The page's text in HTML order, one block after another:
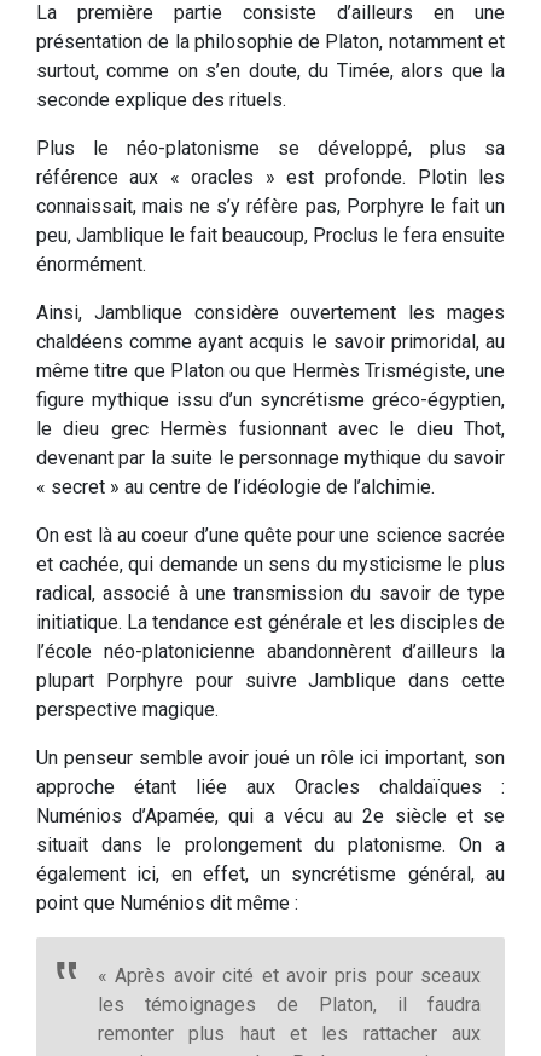
La première partie consiste d’ailleurs en une
présentation de la philosophie de Platon, notamment et
surtout, comme on s’en doute, du Timée, alors que la
seconde explique des rituels.
Plus le néo-platonisme se développé, plus sa
référence aux « oracles » est profonde. Plotin les
connaissait, mais ne s’y réfère pas, Porphyre le fait un
peu, Jamblique le fait beaucoup, Proclus le fera ensuite
énormément.
Ainsi, Jamblique considère ouvertement les mages
chaldéens comme ayant acquis le savoir primoridal, au
même titre que Platon ou que Hermès Trismégiste, une
figure mythique issu d’un syncrétisme gréco-égyptien,
le dieu grec Hermès fusionnant avec le dieu Thot,
devenant par la suite le personnage mythique du savoir
« secret » au centre de l’idéologie de l’alchimie.
On est là au coeur d’une quête pour une science sacrée
et cachée, qui demande un sens du mysticisme le plus
radical, associé à une transmission du savoir de type
initiatique. La tendance est générale et les disciples de
l’école néo-platonicienne abandonnèrent d’ailleurs la
plupart Porphyre pour suivre Jamblique dans cette
perspective magique.
Un penseur semble avoir joué un rôle ici important, son
approche étant liée aux Oracles chaldaïques :
Numénios d’Apamée, qui a vécu au 2e siècle et se
situait dans le prolongement du platonisme. On a
également ici, en effet, un syncrétisme général, au
point que Numénios dit même :
« Après avoir cité et avoir pris pour sceaux
les témoignages de Platon, il faudra
remonter plus haut et les rattacher aux